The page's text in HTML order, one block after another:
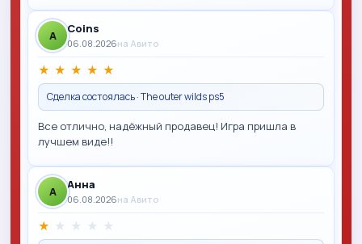
A Coins
06.08.2026на Авито
★ ★ ★ ★ ★
Сделка состоялась · The outer wilds ps5
Все отлично, надёжный продавец! Игра пришла в
лучшем виде!!
A Анна
06.08.2026на Авито
★ ★ ★ ★ ★